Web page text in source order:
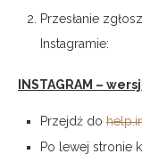
Przesłanie
Instagramie:
INSTAGRAM –
Przejdź do
Po lewej stronie